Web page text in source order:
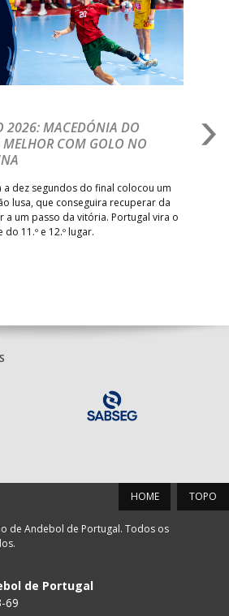
2026: MACEDÓNIA DO
MELHOR COM GOLO NO
a dez segundos do final colocou um
lusa, que conseguira recuperar da
a um passo da vitória. Portugal vira o
11.º e 12.º lugar.
TOPO
HOME
de Andebol de Portugal. Todos os
de Portugal
69